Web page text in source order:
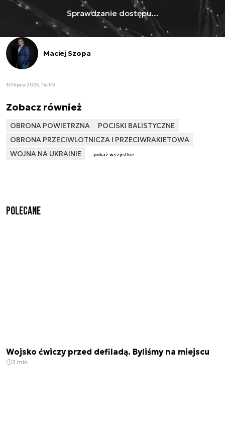
Sprawdzanie dostępu...
Maciej Szopa
30 lipca 2025, 14:30
Zobacz również
OBRONA POWIETRZNA
POCISKI BALISTYCZNE
OBRONA PRZECIWLOTNICZA I PRZECIWRAKIETOWA
WOJNA NA UKRAINIE
pokaż wszystkie
Polecane
Wojsko ćwiczy przed defiladą. Byliśmy na miejscu
2 min.